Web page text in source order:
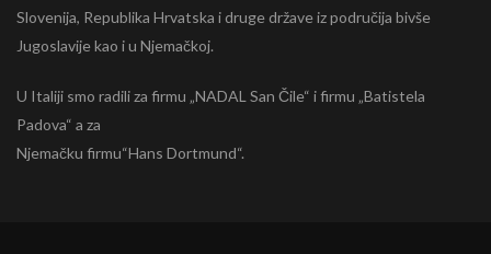
Slovenija, Republika Hrvatska i druge države iz područija bivše
Jugoslavije kao i u Njemačkoj.
U Italiji smo radili za firmu „NADAL San Čile“ i firmu „Batistela
Padova“ a za
Njemačku firmu“Hans Dortmund“.